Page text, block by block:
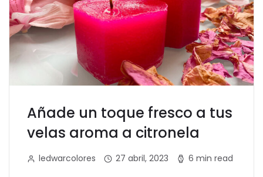
Añade un toque fresco a tus
velas aroma a citronela
ledwarcolores 27 abril, 2023 6 min read